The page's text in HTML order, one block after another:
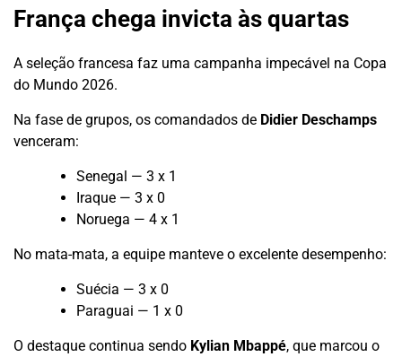
França chega invicta às quartas
A seleção francesa faz uma campanha impecável na Copa
do Mundo 2026.
Na fase de grupos, os comandados de Didier Deschamps
venceram:
Senegal — 3 x 1
Iraque — 3 x 0
Noruega — 4 x 1
No mata-mata, a equipe manteve o excelente desempenho:
Suécia — 3 x 0
Paraguai — 1 x 0
O destaque continua sendo Kylian Mbappé, que marcou o